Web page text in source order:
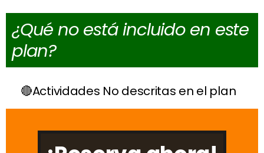
¿Qué no está incluido en este
plan?
Actividades No descritas en el plan